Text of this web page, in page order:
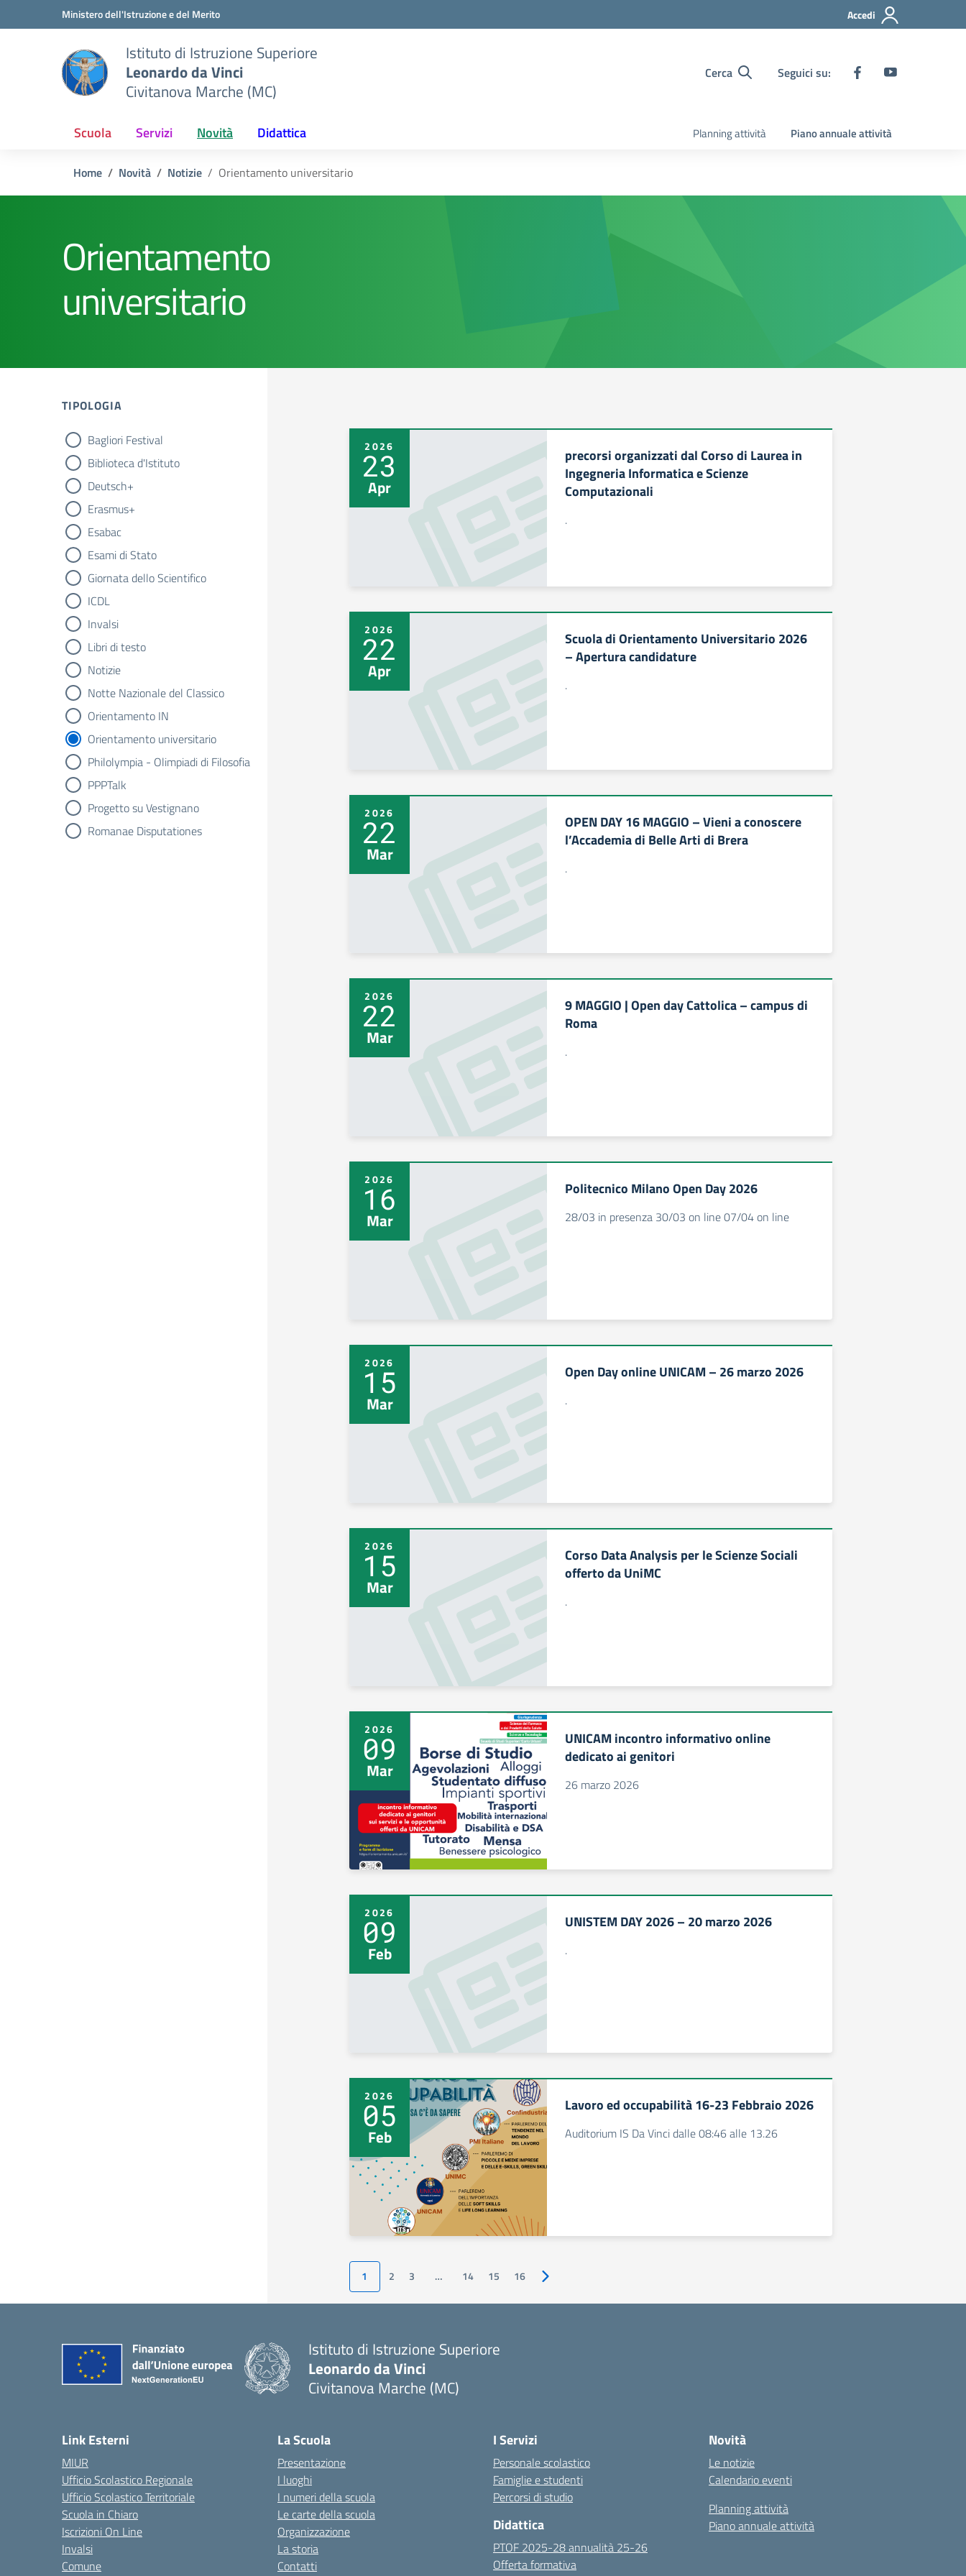
Vai ai contenuti
Vai al menu di navigazioneMinistero dell'Istruzione e del Merito Accedi
Istituto di Istruzione Superiore
Leonardo da Vinci
Civitanova Marche (MC)
Cerca Seguici su:
Scuola Servizi Novità Didattica Planning attività Piano annuale attività
Home Novità Notizie Orientamento universitario
Orientamento
universitario
TIPOLOGIA
tipologia di articoli
Bagliori Festival
Biblioteca d'Istituto
Deutsch+
Erasmus+
Esabac
Esami di Stato
Giornata dello Scientifico
ICDL
Invalsi
Libri di testo
Notizie
Notte Nazionale del Classico
Orientamento IN
Orientamento universitario
Philolympia - Olimpiadi di Filosofia
PPPTalk
Progetto su Vestignano
Romanae Disputationes
2026
23
Apr
precorsi organizzati dal Corso di Laurea in
Ingegneria Informatica e Scienze
Computazionali
.
2026
22
Apr
Scuola di Orientamento Universitario 2026
– Apertura candidature
.
2026
22
Mar
OPEN DAY 16 MAGGIO – Vieni a conoscere
l’Accademia di Belle Arti di Brera
.
2026
22
Mar
9 MAGGIO | Open day Cattolica – campus di
Roma
.
2026
16
Mar
Politecnico Milano Open Day 2026
28/03 in presenza 30/03 on line 07/04 on line
2026
15
Mar
Open Day online UNICAM – 26 marzo 2026
.
2026
15
Mar
Corso Data Analysis per le Scienze Sociali
offerto da UniMC
.
2026
09
Mar
UNICAM incontro informativo online
dedicato ai genitori
26 marzo 2026
2026
09
Feb
UNISTEM DAY 2026 – 20 marzo 2026
.
2026
05
Feb
Lavoro ed occupabilità 16-23 Febbraio 2026
Auditorium IS Da Vinci dalle 08:46 alle 13.26
1 2 3 … 14 15 16 Pagina successiva
Istituto di Istruzione Superiore
Leonardo da Vinci
Civitanova Marche (MC)
Link Esterni
MIUR
Ufficio Scolastico Regionale
Ufficio Scolastico Territoriale
Scuola in Chiaro
Iscrizioni On Line
Invalsi
Comune
La Scuola
Presentazione
I luoghi
I numeri della scuola
Le carte della scuola
Organizzazione
La storia
Contatti
I Servizi
Personale scolastico
Famiglie e studenti
Percorsi di studio
Didattica
PTOF 2025-28 annualità 25-26
Offerta formativa
Novità
Le notizie
Calendario eventi
Planning attività
Piano annuale attività